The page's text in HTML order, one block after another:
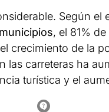
Según el
, el 81%
crecimiento de la
las carreteras ha
turística y el